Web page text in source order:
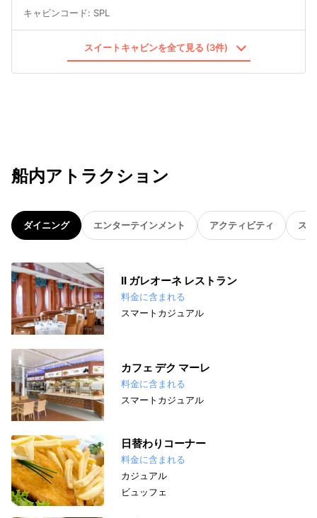
キャビンコード: SPL
スイートキャビンを全て見る (3件)
船内アトラクション
ダイニング エンターテインメント アクティビティ ス
II ガレオーネ レストラン
料金に含まれる
スマートカジュアル
カフェ デク マーレ
料金に含まれる
スマートカジュアル
日替わりコーナー
料金に含まれる
カジュアル
ビュッフェ